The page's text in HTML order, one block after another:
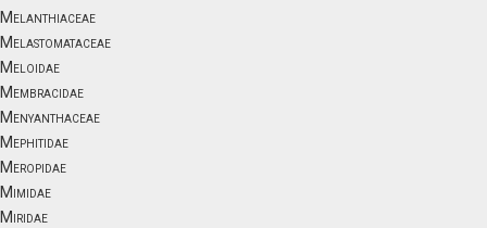
Melanthiaceae
Melastomataceae
Meloidae
Membracidae
Menyanthaceae
Mephitidae
Meropidae
Mimidae
Miridae